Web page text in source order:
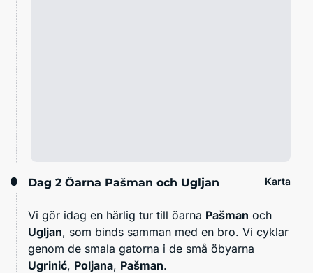
Dag 2 Öarna Pašman och Ugljan Karta
Vi gör idag en härlig tur till öarna Pašman och
Ugljan, som binds samman med en bro. Vi cyklar
genom de smala gatorna i de små öbyarna
Ugrinić, Poljana, Pašman.